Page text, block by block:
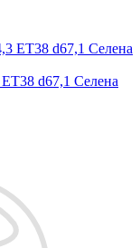
d67,1 Селена